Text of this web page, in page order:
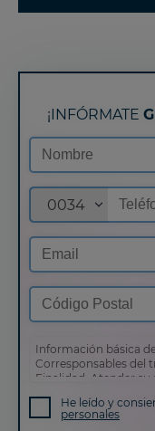
¡INFÓRMATE
0034
Información básica
Corresponsables del
Finalidad: Atender
Derechos: Puede
así como otros
He leído y
personales